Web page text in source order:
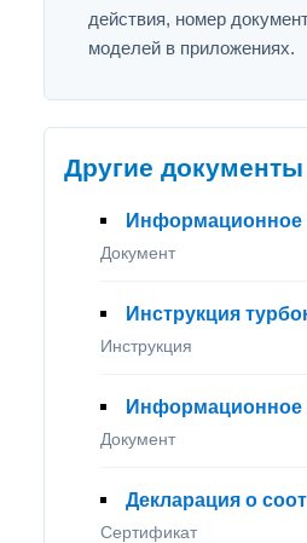
действия, номер
моделей в приложениях.
Другие
Информационное
Документ
Инструкция
Инструкция
Информационное
Документ
Декларация о
Сертификат